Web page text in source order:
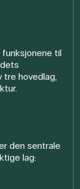
til
hovedlag,
den sentrale
lag: